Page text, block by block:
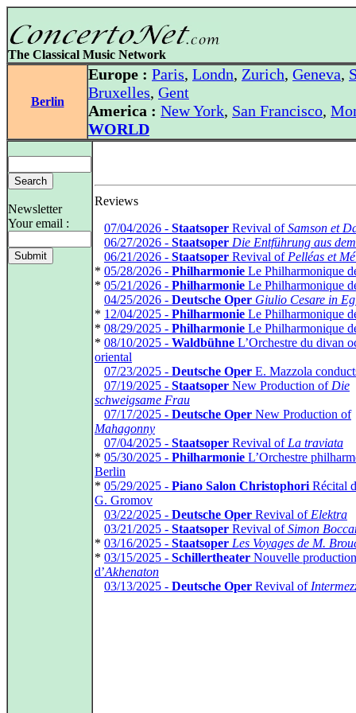
The Classical Music Network
Berlin
Europe : Paris, Londn, Zurich, Geneva,
Bruxelles, Gent
America : New York, San Francisco,
WORLD
Newsletter
Your email :
Reviews
07/04/2026 - Staatsoper Revival ofSamson et
06/27/2026 - Staatsoper Die Entführung aus
06/21/2026 - Staatsoper Revival of Pelléas et
* 05/28/2026 - Philharmonie Le Philharmonique
* 05/21/2026 - Philharmonie Le Philharmonique
04/25/2026 - Deutsche Oper Giulio Cesare in
* 12/04/2025 - Philharmonie Le Philharmonique
* 08/29/2025 - Philharmonie Le Philharmonique
* 08/10/2025 - Waldbühne L’Orchestre du divan
oriental
07/23/2025 - Deutsche Oper E. Mazzola
07/19/2025 - Staatsoper New Production of Die
schweigsame Frau
07/17/2025 - Deutsche Oper New Production of
Mahagonny
07/04/2025 - Staatsoper Revival of La traviata
* 05/30/2025 - Philharmonie L’Orchestre
Berlin
* 05/29/2025 - Piano Salon Christophori Récital
G. Gromov
03/22/2025 - Deutsche Oper Revival of Elektra
03/21/2025 - Staatsoper Revival ofSimon
* 03/16/2025 - Staatsoper Les Voyages de M.
* 03/15/2025 - Schillertheater Nouvelle production
d’Akhenaton
03/13/2025 - Deutsche Oper Revival of